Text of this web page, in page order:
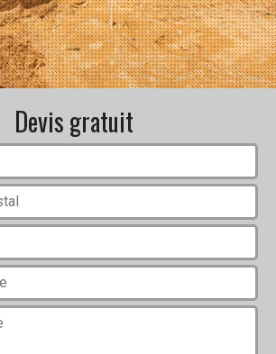
Devis gratuit